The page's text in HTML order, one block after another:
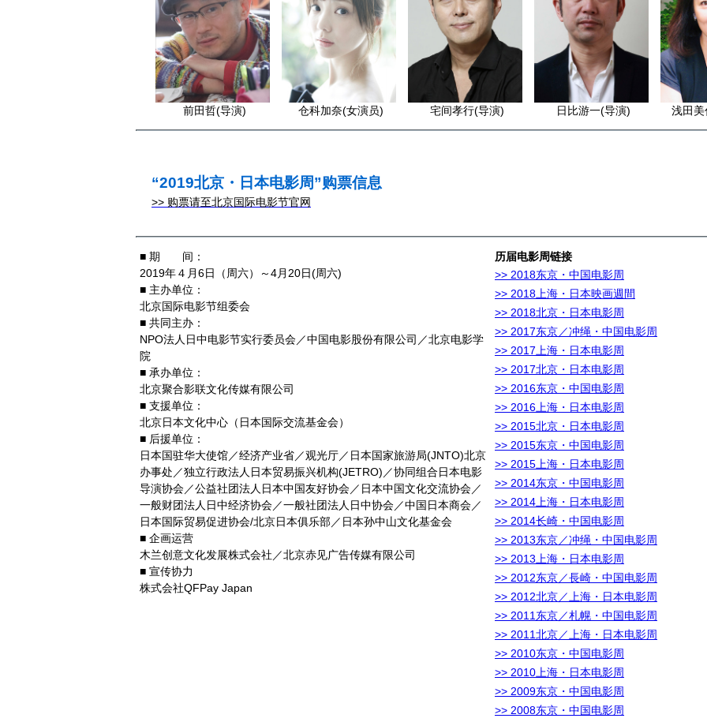
前田哲(导演) 仓科加奈(女演员) 宅间孝行(导演) 日比游一(导演) 浅田
“2019北京・日本电影周”购票信息
>> 购票请至北京国际电影节官网
■ 期 间：
2019年４月6日（周六）～4月20日(周六)
■ 主办单位：
北京国际电影节组委会
■ 共同主办：
NPO法人日中电影节实行委员会／中国电影股份有限公司／北京电影学
院
■ 承办单位：
北京聚合影联文化传媒有限公司
■ 支援单位：
北京日本文化中心（日本国际交流基金会）
■ 后援单位：
日本国驻华大使馆／经济产业省／观光厅／日本国家旅游局(JNTO)北京
办事处／独立行政法人日本贸易振兴机构(JETRO)／协同组合日本电影
导演协会／公益社团法人日本中国友好协会／日本中国文化交流协会／
一般财团法人日中经济协会／一般社团法人日中协会／中国日本商会／
日本国际贸易促进协会/北京日本俱乐部／日本孙中山文化基金会
■ 企画运营
木兰创意文化发展株式会社／北京赤见广告传媒有限公司
■ 宣传协力
株式会社QFPay Japan
历届电影周链接
>> 2018东京・中国电影周
>> 2018上海・日本映画週間
>> 2018北京・日本电影周
>> 2017东京／冲绳・中国电影周
>> 2017上海・日本电影周
>> 2017北京・日本电影周
>> 2016东京・中国电影周
>> 2016上海・日本电影周
>> 2015北京・日本电影周
>> 2015东京・中国电影周
>> 2015上海・日本电影周
>> 2014东京・中国电影周
>> 2014上海・日本电影周
>> 2014长崎・中国电影周
>> 2013东京／冲绳・中国电影周
>> 2013上海・日本电影周
>> 2012东京／長崎・中国电影周
>> 2012北京／上海・日本电影周
>> 2011东京／札幌・中国电影周
>> 2011北京／上海・日本电影周
>> 2010东京・中国电影周
>> 2010上海・日本电影周
>> 2009东京・中国电影周
>> 2008东京・中国电影周